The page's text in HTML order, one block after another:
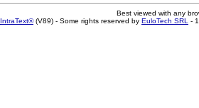
Best viewed with any
IntraText®(V89) - Some rights reserved by EuloTech SRL -